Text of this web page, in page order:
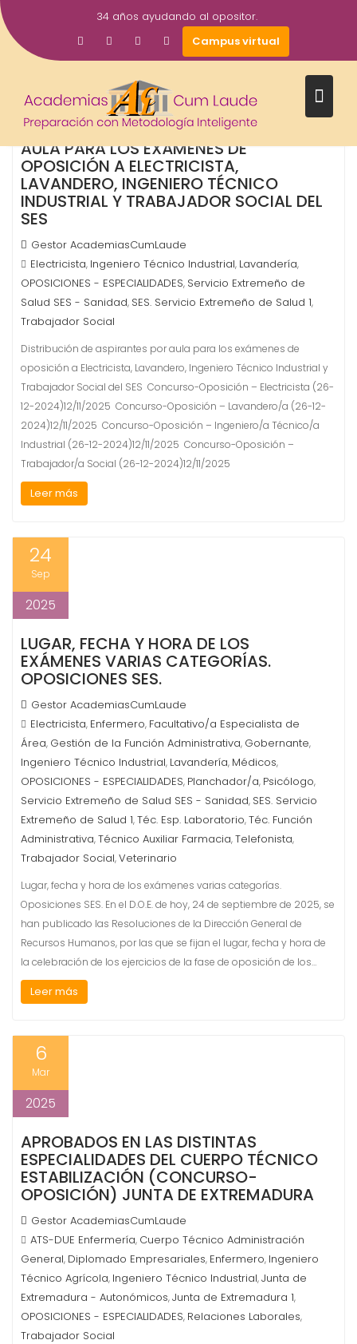
Saltar
al
contenido
34 años ayudando al opositor.
Campus virtual
Nov
2025
DISTRIBUCIÓN DE ASPIRANTES POR
AULA PARA LOS EXÁMENES DE
OPOSICIÓN A ELECTRICISTA,
LAVANDERO, INGENIERO TÉCNICO
INDUSTRIAL Y TRABAJADOR SOCIAL DEL
SES
Gestor AcademiasCumLaude
Electricista, Ingeniero Técnico Industrial, Lavandería,
OPOSICIONES - ESPECIALIDADES, Servicio Extremeño de
Salud SES - Sanidad, SES. Servicio Extremeño de Salud 1,
Trabajador Social
Distribución de aspirantes por aula para los exámenes de
oposición a Electricista, Lavandero, Ingeniero Técnico Industrial y
Trabajador Social del SES Concurso-Oposición – Electricista (26-
12-2024)12/11/2025 Concurso-Oposición – Lavandero/a (26-12-
2024)12/11/2025 Concurso-Oposición – Ingeniero/a Técnico/a
Industrial (26-12-2024)12/11/2025 Concurso-Oposición –
Trabajador/a Social (26-12-2024)12/11/2025
Leer más
24
Sep
2025
LUGAR, FECHA Y HORA DE LOS
EXÁMENES VARIAS CATEGORÍAS.
OPOSICIONES SES.
Gestor AcademiasCumLaude
Electricista, Enfermero, Facultativo/a Especialista de
Área, Gestión de la Función Administrativa, Gobernante,
Ingeniero Técnico Industrial, Lavandería, Médicos,
OPOSICIONES - ESPECIALIDADES, Planchador/a, Psicólogo,
Servicio Extremeño de Salud SES - Sanidad, SES. Servicio
Extremeño de Salud 1,Téc. Esp. Laboratorio,Téc. Función
Administrativa,Técnico Auxiliar Farmacia,Telefonista,
Trabajador Social,Veterinario
Lugar, fecha y hora de los exámenes varias categorías.
Oposiciones SES. En el D.O.E. de hoy, 24 de septiembre de 2025, se
han publicado las Resoluciones de la Dirección General de
Recursos Humanos, por las que se fijan el lugar, fecha y hora de
la celebración de los ejercicios de la fase de oposición de los…
Leer más
6
Mar
2025
APROBADOS EN LAS DISTINTAS
ESPECIALIDADES DEL CUERPO TÉCNICO
ESTABILIZACIÓN (CONCURSO-
OPOSICIÓN) JUNTA DE EXTREMADURA
Gestor AcademiasCumLaude
ATS-DUE Enfermería, Cuerpo Técnico Administración
General, Diplomado Empresariales, Enfermero, Ingeniero
Técnico Agrícola, Ingeniero Técnico Industrial,Junta de
Extremadura - Autonómicos,Junta de Extremadura 1,
OPOSICIONES - ESPECIALIDADES, Relaciones Laborales,
Trabajador Social